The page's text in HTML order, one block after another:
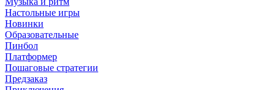
Настольные игры
Новинки
Образовательные
Пинбол
Платформер
Пошаговые стратегии
Предзаказ